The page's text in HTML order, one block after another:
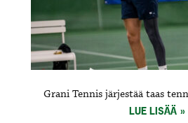
Grani Tennis järjestää taas
LUE LISÄÄ